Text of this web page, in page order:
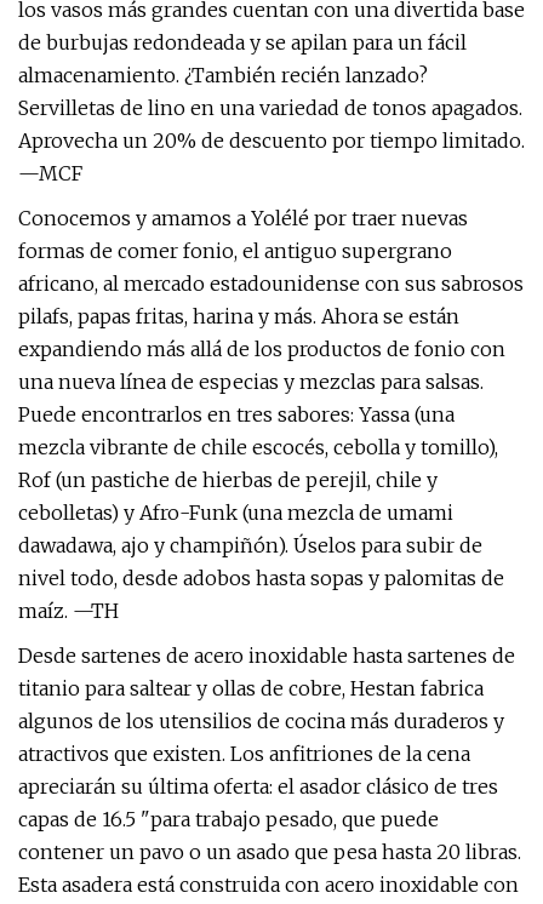
los vasos más grandes cuentan con una divertida base
de burbujas redondeada y se apilan para un fácil
almacenamiento. ¿También recién lanzado?
Servilletas de lino en una variedad de tonos apagados.
Aprovecha un 20% de descuento por tiempo limitado.
—MCF
Conocemos y amamos a Yolélé por traer nuevas
formas de comer fonio, el antiguo supergrano
africano, al mercado estadounidense con sus sabrosos
pilafs, papas fritas, harina y más. Ahora se están
expandiendo más allá de los productos de fonio con
una nueva línea de especias y mezclas para salsas.
Puede encontrarlos en tres sabores: Yassa (una
mezcla vibrante de chile escocés, cebolla y tomillo),
Rof (un pastiche de hierbas de perejil, chile y
cebolletas) y Afro-Funk (una mezcla de umami
dawadawa, ajo y champiñón). Úselos para subir de
nivel todo, desde adobos hasta sopas y palomitas de
maíz. —TH
Desde sartenes de acero inoxidable hasta sartenes de
titanio para saltear y ollas de cobre, Hestan fabrica
algunos de los utensilios de cocina más duraderos y
atractivos que existen. Los anfitriones de la cena
apreciarán su última oferta: el asador clásico de tres
capas de 16.5 "para trabajo pesado, que puede
contener un pavo o un asado que pesa hasta 20 libras.
Esta asadera está construida con acero inoxidable con